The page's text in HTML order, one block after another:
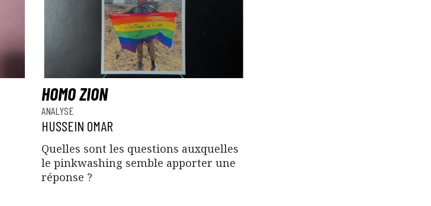
HOMO ZION
ANALYSE
HUSSEIN OMAR
Quelles sont les questions auxquelles
le pinkwashing semble apporter une
réponse ?